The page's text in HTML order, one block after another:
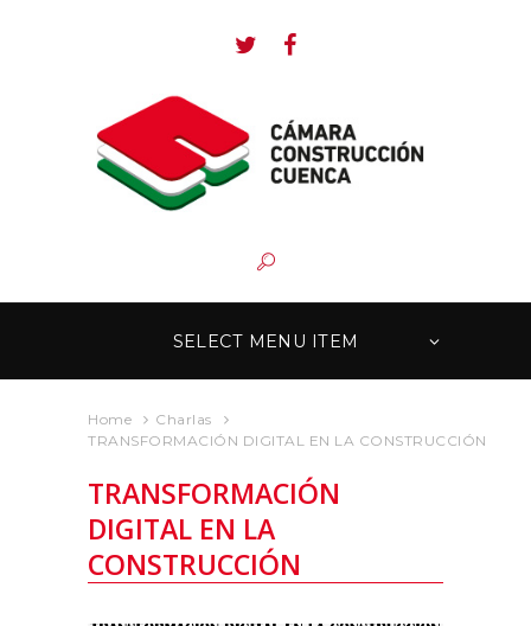
SELECT MENU ITEM
Home
Charlas
TRANSFORMACIÓN DIGITAL EN LA CONSTRUCCIÓN
TRANSFORMACIÓN
DIGITAL EN LA
CONSTRUCCIÓN